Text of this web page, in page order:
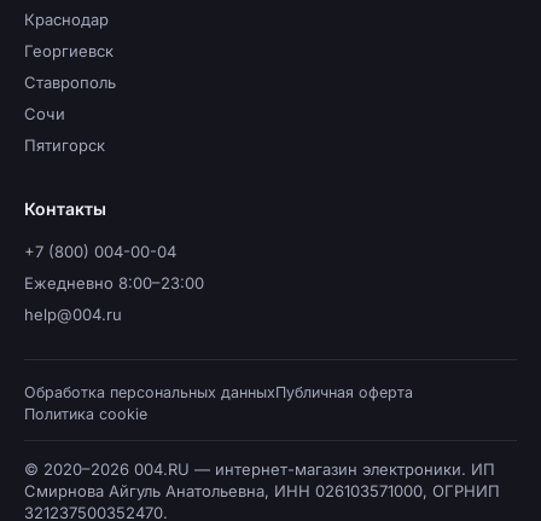
Краснодар
Георгиевск
Ставрополь
Сочи
Пятигорск
Контакты
+7 (800) 004-00-04
Ежедневно 8:00–23:00
help@004.ru
Обработка персональных данныхПубличная оферта
Политика cookie
© 2020–2026 004.RU — интернет-магазин электроники. ИП
Смирнова Айгуль Анатольевна, ИНН 026103571000, ОГРНИП
321237500352470.